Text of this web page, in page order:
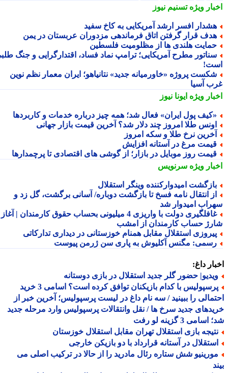
ویژهتسنیم نیوز
افسر ارشد آمریکایی به کاخ سفید
قرار گرفتن اتاق فرماندهی مزدوران عربستان در یمن
هلندی ها از مظلومیت فلسطین
مطرح آمریکایی؛ ترامپ نماد فساد، اقتدارگرایی و جنگ طلبی
پروژه «خاورمیانه جدید» نتانیاهو؛ ایران معمار نظم نوین
آسیا
ویژهایونا نیوز
پول ایران» فعال شد؛ همه چیز درباره خدمات و کاربردها
طلا امروز چند دلار شد؟ آخرین قیمت بازار جهانی
نرخ طلا و سکه امروز
مرغ در آستانه افزایش
روز موبایل در بازار؛ از گوشی های اقتصادی تا پرچمدارها
ویژهسرنویس
امیدوارکننده وینگر استقلال
انتقال نامه فسخ تا بازگشت دوباره/ آسانی برگشت، گل زد و
امیدوار شد
غافلگیری دولت با واریزی 4 میلیونی بحساب حقوق کارمندان | آغاز
حساب کارمندان از امشب
استقلال مقابل همنام خوزستانی در دیداری تدارکاتی
مگنس آکلیوش به پاری سن ژرمن پیوست
داغ:
حضور گلر جدید استقلال در بازی دوستانه
پرسپولیس با کدام بازیکنان توافق کرده است؟ اسامی 3 خرید
را ببینید / سه نام داغ در لیست پرسپولیس؛ آخرین خبر از
جدید سرخ ها / نقل وانتقالات پرسپولیس وارد مرحله جدید
3 گزینه لو رفت
بازی استقلال تهران مقابل استقلال خوزستان
در آستانه قرارداد با دو بازیکن خارجی
شش ستاره رئال مادرید را از حالا در ترکیب اصلی می